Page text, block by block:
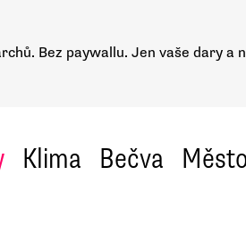
Bez paywallu. Jen vaše dary a
Klima Bečva